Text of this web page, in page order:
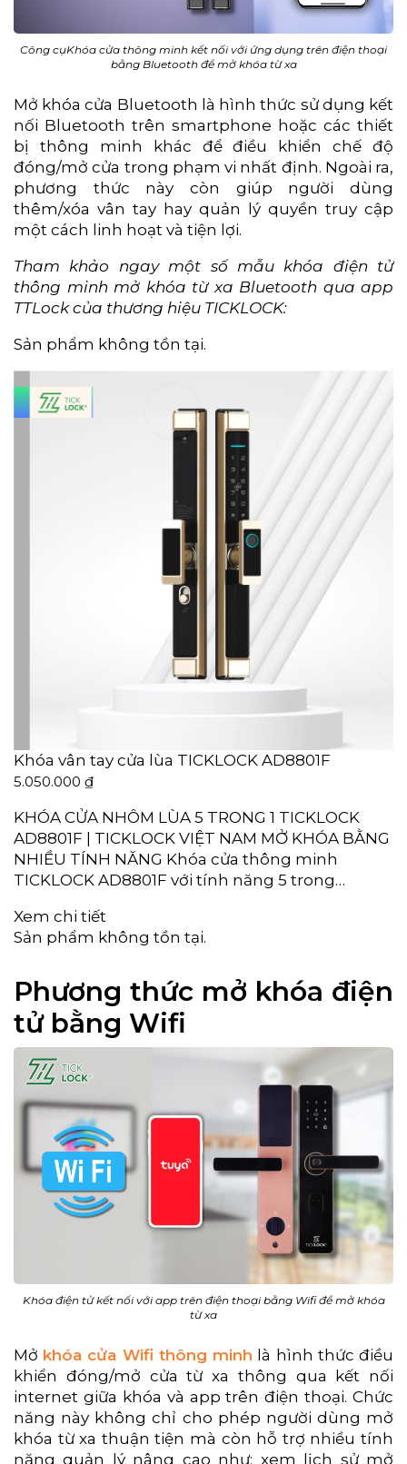
Công cụKhóa cửa thông minh kết nối với ứng dụng trên điện thoại
bằng Bluetooth để mở khóa từ xa
Mở khóa cửa Bluetooth là hình thức sử dụng kết
nối Bluetooth trên smartphone hoặc các thiết
bị thông minh khác để điều khiển chế độ
đóng/mở cửa trong phạm vi nhất định. Ngoài ra,
phương thức này còn giúp người dùng
thêm/xóa vân tay hay quản lý quyền truy cập
một cách linh hoạt và tiện lợi.
Tham khảo ngay một số mẫu khóa điện tử
thông minh mở khóa từ xa Bluetooth qua app
TTLock của thương hiệu TICKLOCK:
Sản phẩm không tồn tại.
Khóa vân tay cửa lùa TICKLOCK AD8801F
5.050.000 ₫
KHÓA CỬA NHÔM LÙA 5 TRONG 1 TICKLOCK
AD8801F | TICKLOCK VIỆT NAM MỞ KHÓA BẰNG
NHIỀU TÍNH NĂNG Khóa cửa thông minh
TICKLOCK AD8801F với tính năng 5 trong…
Xem chi tiết
Sản phẩm không tồn tại.
Phương thức mở khóa điện
tử bằng Wifi
Khóa điện tử kết nối với app trên điện thoại bằng Wifi để mở khóa
từ xa
Mở khóa cửa Wifi thông minh là hình thức điều
khiển đóng/mở cửa từ xa thông qua kết nối
internet giữa khóa và app trên điện thoại. Chức
năng này không chỉ cho phép người dùng mở
khóa từ xa thuận tiện mà còn hỗ trợ nhiều tính
năng quản lý nâng cao như: xem lịch sử mở